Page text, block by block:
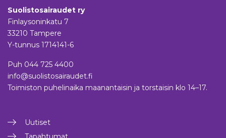
Suolistosairaudet ry
Finlaysoninkatu 7
33210 Tampere
Y-tunnus 1714141-6
Puh 044 725 4400
info@suolistosairaudet.fi
Toimiston puhelinaika maanantaisin ja torstaisin klo 14–17.
Uutiset